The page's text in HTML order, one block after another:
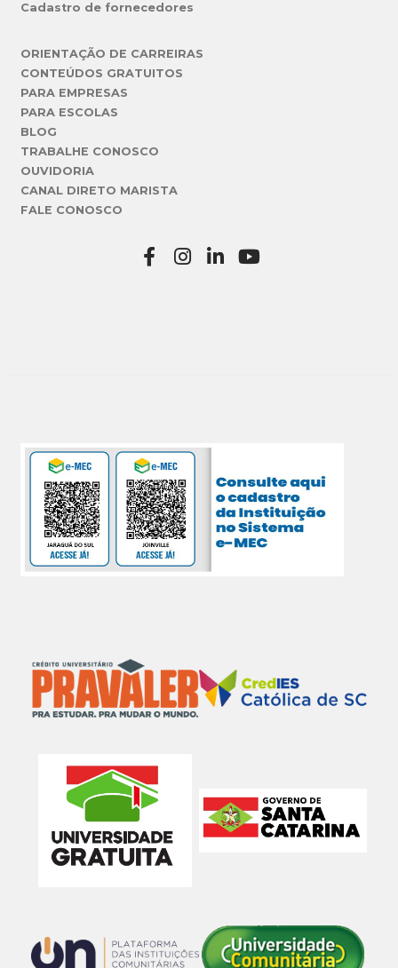
Cadastro de fornecedores
ORIENTAÇÃO DE CARREIRAS
CONTEÚDOS GRATUITOS
PARA EMPRESAS
PARA ESCOLAS
BLOG
TRABALHE CONOSCO
OUVIDORIA
CANAL DIRETO MARISTA
FALE CONOSCO